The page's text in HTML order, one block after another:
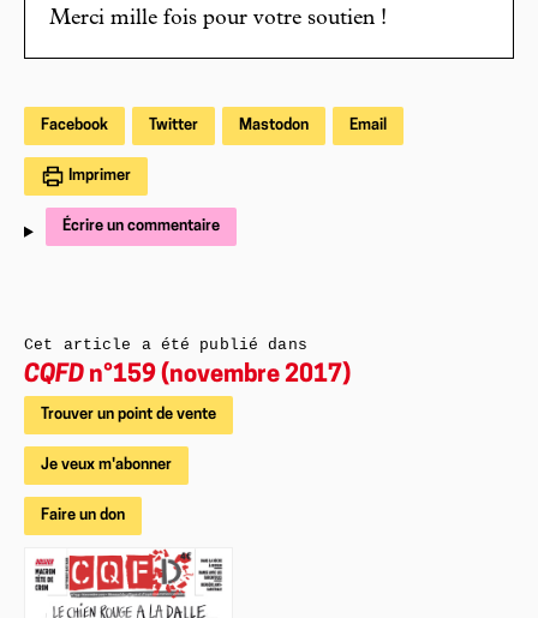
Merci mille fois pour votre soutien !
Facebook Twitter Mastodon Email
Imprimer
Écrire un commentaire
Cet article a été publié dans
CQFD n°159 (novembre 2017)
Trouver un point de vente
Je veux m'abonner
Faire un don